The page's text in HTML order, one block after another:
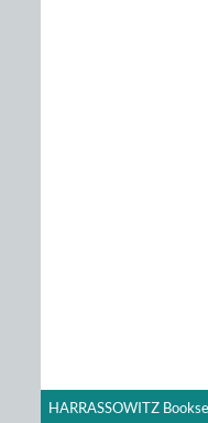
HARRASSOWITZ